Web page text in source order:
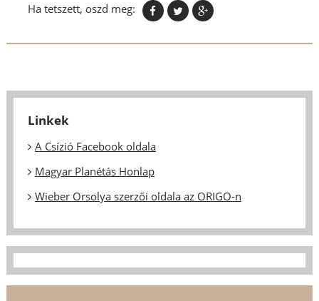
Ha tetszett, oszd meg:
Linkek
A Csízió Facebook oldala
Magyar Planétás Honlap
Wieber Orsolya szerzői oldala az ORIGO-n